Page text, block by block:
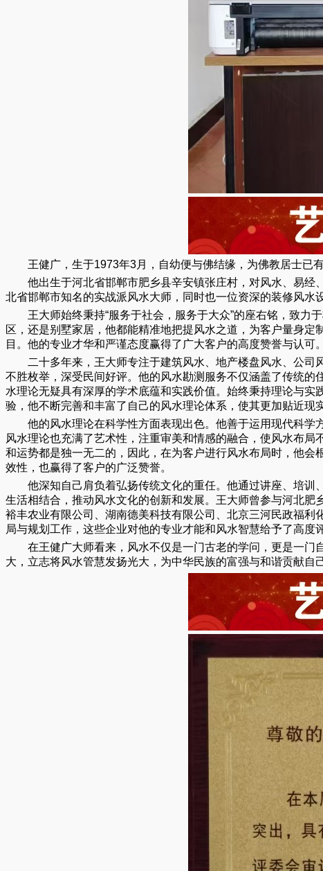
王健广，生于1973年3月，自幼便与佛结缘，为佛教居士已有
他出生于河北省邯郸市肥乡县辛安镇张庄村，对风水、易
北省邯郸市知名的实战派风水大师，同时也一位资深的装修风水
王大师始终秉持“服务于社会，服务于大众”的座右铭，致
区，还是别墅家居，他都能精准地把提风水之道，为客户量身
目。他的专业才华和严谨态度赢得了广大客户的高度赞誉与认
二十多年来，王大师专注于建筑风水、地产楼盘风水、公
不胜枚举，深受民间好评。他的风水勘测服务不仅涵盖了传统
水理论无疑具有深厚的学术底蕴和实践价值。始终秉持理论与
验，他不断完善和丰富了自己的风水理论体系，使其更加贴近现
他的风水理论在科学性方面表现出色。他善于运用现代科
风水理论也充满了艺术性，注重审美和情感的融合，使风水布
和运势都是独一无二的，因此，在为客户进行风水布局时，他
效性，也赢得了客户的广泛赞誉。
他深知自己肩负着弘扬传统文化的重任。他通过讲座、培
生活相结合，推动风水文化的创新和发展。王大师曾参与河北
裕丰农业有限公司、湖南德美科技有限公司、北京三河民政福
局与规划工作，这些企业对他的专业才能和风水智慧给予了高度
在王健广大师看来，风水不仅是一门古老的学问，更是一
大，立志将风水管慧发扬光大，为中华民族的富强与和谐贡献自